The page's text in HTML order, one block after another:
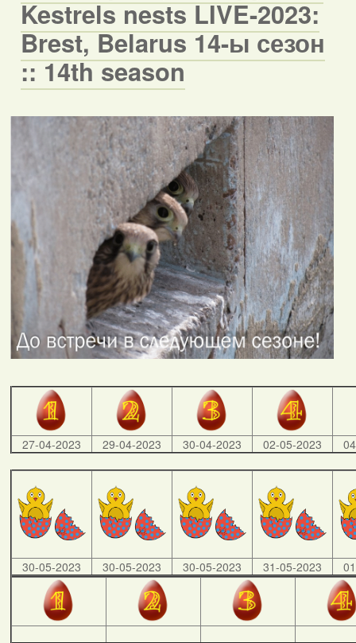
Kestrels nests LIVE-2023:
Brest, Belarus 14-ы сезон
:: 14th season
27-04-2023 29-04-2023 30-04-2023 02-05-2023
30-05-2023 30-05-2023 30-05-2023 31-05-2023